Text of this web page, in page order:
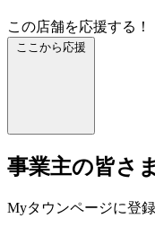
この店舗を応援する！
ここから応援
事業主の皆さま
Myタウンページに登